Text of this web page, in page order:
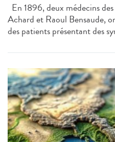
En 1896, deux médecins
Achard et Raoul Bensaude,
des patients présentant des